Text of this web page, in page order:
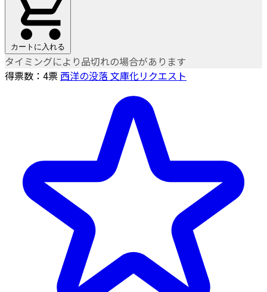
カートに入れる
タイミングにより品切れの場合があります
得票数： 4票 西洋の没落 文庫化リクエスト